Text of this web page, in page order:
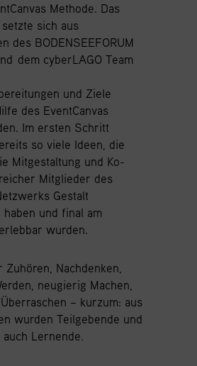
Methode. Das
sich aus
des BODENSEEFORUM
dem cyberLAGO Team
und Ziele
des EventCanvas
Im ersten Schritt
so viele Ideen, die
Mitgestaltung und Ko-
Mitglieder des
Gestalt
haben und final am
wurden.
Zuhören, Nachdenken,
neugierig Machen,
– kurzum: aus
wurden Teilgebende und
Lernende.